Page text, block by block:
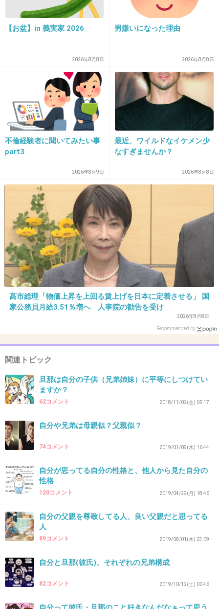
+2
共通点は自分からキビキビ動いて面倒見がいいところくら
あとは全然似てないよw
父も旦那も｢気がいい」とよく言われるけどただひとつ、父
親は時々嫌味っぽいことや皮肉を言う。
-0
絶対父親に似た人とは結婚しないって
思ってたのにめちゃくちゃ似てた
なんでなの？？
33. 匿名2019/12/17(火) 10:50:51
性格とかは全く似てないけど、どちらも特別賢いってのが
共通点
叔父に似てる。
だからか身内感があります。
35. 匿名 2019/12/17(火) 10:53:32
日曜大工でいろいろな物を作ったり簡単に直してくれる父
親を尊敬していたので、そんな人と結婚したいなと思って
た。
それどころかお義父さんの娘だろ、頑張れとか言って私に
やらせようとする・・・
まあパソコンとか機械関係のトラブルはやってくれるので
+2
36. 匿名2019/12/17(火) 10:54:47
【お盆】in 義実家 2026
2026年8月8日
男嫌いになった理由
2026年8月8日
不倫経験者に聞いてみたい事
part3
2026年8月9日
最近、ワイルドなイケメン少
なすぎませんか？
2026年8月8日
高市総理「物価上昇を上回る賃上げを日本に定着させる」 国
家公務員月給3.51％増へ 人事院の勧告を受け
2026年8月8日
Recommended by
関連トピック
旦那は自分の子供（兄弟姉妹）に平等にしつけてい
ますか？
62コメント 2018/11/02(金) 05:17
自分や兄弟は母親似？父親似？
74コメント 2019/01/09(水) 16:44
自分が思ってる自分の性格と、他人から見た自分の
性格
120コメント 2019/04/29(月) 18:46
自分の父親を尊敬してる人、良い父親だと思ってる
人
89コメント 2019/08/01(木) 23:09
自分と旦那(彼氏)、それぞれの兄弟構成
82コメント 2019/10/12(土) 00:46